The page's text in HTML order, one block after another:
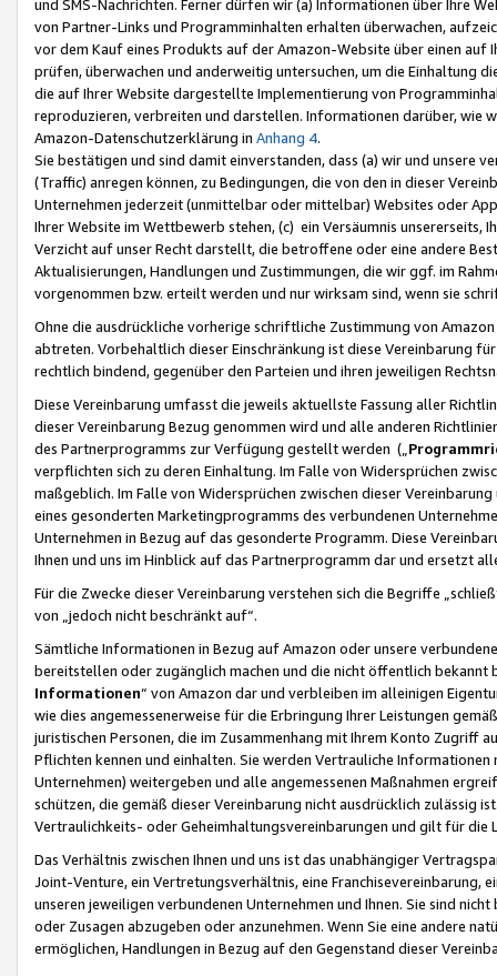
und SMS-Nachrichten. Ferner dürfen wir (a) Informationen über Ihre
von Partner-Links und Programminhalten erhalten überwachen,
vor dem Kauf eines Produkts auf der Amazon-Website über einen
prüfen, überwachen und anderweitig untersuchen, um die Einhaltung
die auf Ihrer Website dargestellte Implementierung von
reproduzieren, verbreiten und darstellen. Informationen darüber, wie
Amazon-Datenschutzerklärung in Anhang 4.
Sie bestätigen und sind damit einverstanden, dass (a) wir und
(Traffic) anregen können, zu Bedingungen, die von den in dieser
Unternehmen jederzeit (unmittelbar oder mittelbar) Websites oder
Ihrer Website im Wettbewerb stehen, (c) ein Versäumnis unsererseits,
Verzicht auf unser Recht darstellt, die betroffene oder eine andere
Aktualisierungen, Handlungen und Zustimmungen, die wir ggf. im
vorgenommen bzw. erteilt werden und nur wirksam sind, wenn sie
Ohne die ausdrückliche vorherige schriftliche Zustimmung von
abtreten. Vorbehaltlich dieser Einschränkung ist diese Vereinbarung
rechtlich bindend, gegenüber den Parteien und ihren jeweiligen
Diese Vereinbarung umfasst die jeweils aktuellste Fassung aller
dieser Vereinbarung Bezug genommen wird und alle anderen
des Partnerprogramms zur Verfügung gestellt werden („
verpflichten sich zu deren Einhaltung. Im Falle von Widersprüchen
maßgeblich. Im Falle von Widersprüchen zwischen dieser
eines gesonderten Marketingprogramms des verbundenen
Unternehmen in Bezug auf das gesonderte Programm. Diese
Ihnen und uns im Hinblick auf das Partnerprogramm dar und ersetzt
Für die Zwecke dieser Vereinbarung verstehen sich die Begriffe
von „jedoch nicht beschränkt auf“.
Sämtliche Informationen in Bezug auf Amazon oder unsere
bereitstellen oder zugänglich machen und die nicht öffentlich
Informationen“ von Amazon dar und verbleiben im alleinigen
wie dies angemessenerweise für die Erbringung Ihrer Leistungen
juristischen Personen, die im Zusammenhang mit Ihrem Konto
Pflichten kennen und einhalten. Sie werden Vertrauliche
Unternehmen) weitergeben und alle angemessenen Maßnahmen
schützen, die gemäß dieser Vereinbarung nicht ausdrücklich zulässig
Vertraulichkeits- oder Geheimhaltungsvereinbarungen und gilt für die
Das Verhältnis zwischen Ihnen und uns ist das unabhängiger
Joint-Venture, ein Vertretungsverhältnis, eine Franchisevereinbarung,
unseren jeweiligen verbundenen Unternehmen und Ihnen. Sie sind
oder Zusagen abzugeben oder anzunehmen. Wenn Sie eine andere
ermöglichen, Handlungen in Bezug auf den Gegenstand dieser